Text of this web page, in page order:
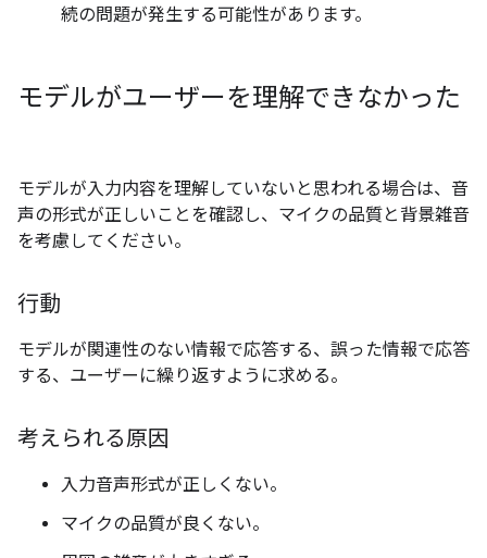
続の問題が発生する可能性があります。
モデルがユーザーを理解できなかった
モデルが入力内容を理解していないと思われる場合は、音
声の形式が正しいことを確認し、マイクの品質と背景雑音
を考慮してください。
行動
モデルが関連性のない情報で応答する、誤った情報で応答
する、ユーザーに繰り返すように求める。
考えられる原因
入力音声形式が正しくない。
マイクの品質が良くない。